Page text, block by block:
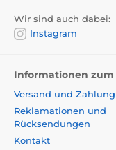
Wir sind auch dabei:
Instagram
Informationen zum
Versand und Zahlung
Reklamationen und
Rücksendungen
Kontakt